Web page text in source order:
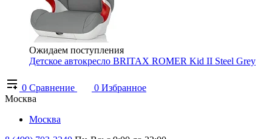
Ожидаем поступления
Детское автокресло BRITAX ROMER Kid II Steel Grey
0 Сравнение 0 Избранное
Москва
Москва